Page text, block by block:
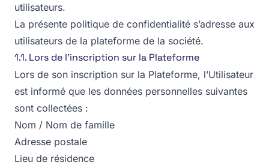
utilisateurs.
La présente politique de confidentialité s’adresse aux
utilisateurs de la plateforme de la société.
1.1. Lors de l’inscription sur la Plateforme
Lors de son inscription sur la Plateforme, l’Utilisateur
est informé que les données personnelles suivantes
sont collectées :
Nom / Nom de famille
Adresse postale
Lieu de résidence